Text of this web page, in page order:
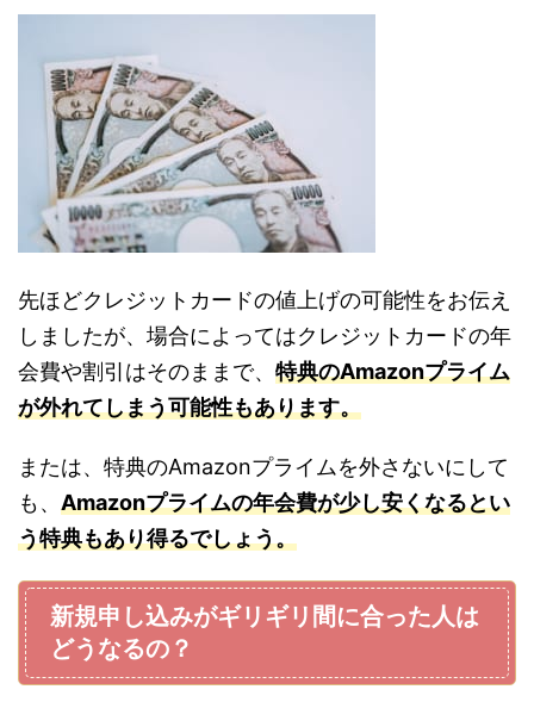
先ほどクレジットカードの値上げの可能性をお伝え
しましたが、場合によってはクレジットカードの年
会費や割引はそのままで、 特典のAmazonプライム
が外れてしまう可能性もあります。
または、特典のAmazonプライムを外さないにして
も、 Amazonプライムの年会費が少し安くなるとい
う特典もあり得るでしょう。
新規申し込みがギリギリ間に合った人は
どうなるの？